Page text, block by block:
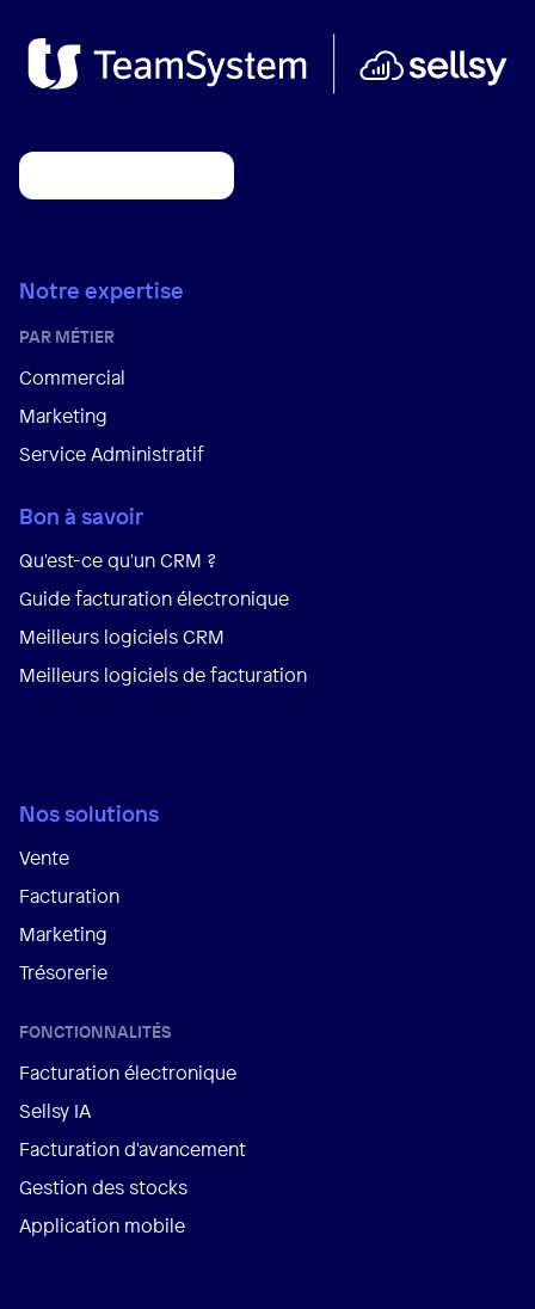
Notre expertise
PAR MÉTIER
Commercial
Marketing
Service Administratif
Bon à savoir
Qu'est-ce qu'un CRM ?
Guide facturation électronique
Meilleurs logiciels CRM
Meilleurs logiciels de facturation
Nos solutions
Vente
Facturation
Marketing
Trésorerie
FONCTIONNALITÉS
Facturation électronique
Sellsy IA
Facturation d'avancement
Gestion des stocks
Application mobile